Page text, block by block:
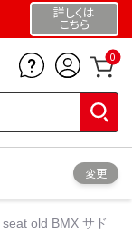
詳しくは
こちら
0
変更
old BMX サド